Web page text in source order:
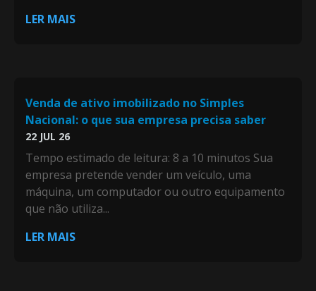
LER MAIS
Venda de ativo imobilizado no Simples
Nacional: o que sua empresa precisa saber
22 JUL 26
Tempo estimado de leitura: 8 a 10 minutos Sua
empresa pretende vender um veículo, uma
máquina, um computador ou outro equipamento
que não utiliza...
LER MAIS